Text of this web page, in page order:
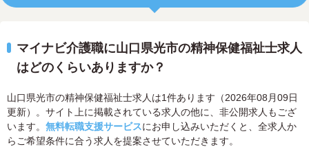
マイナビ介護職に山口県光市の精神保健福祉士求人
はどのくらいありますか？
山口県光市の精神保健福祉士求人は1件あります（2026年08月09日
更新）。サイト上に掲載されている求人の他に、非公開求人もござ
います。 無料転職支援サービスにお申し込みいただくと、全求人か
らご希望条件に合う求人を提案させていただきます。